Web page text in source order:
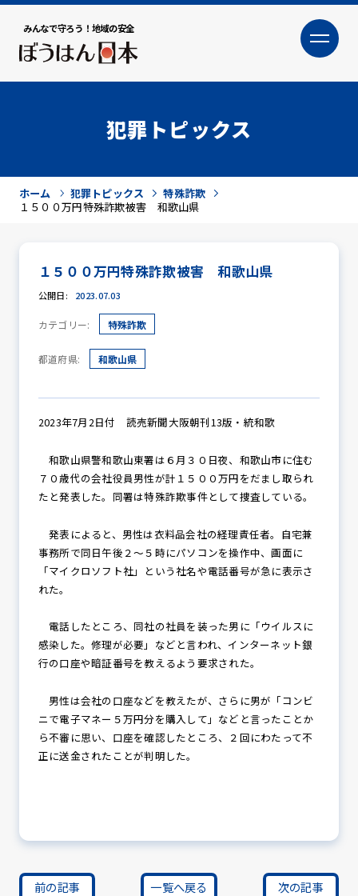
みんなで守ろう！地域の安全
大
防犯活動ニュース
防犯パトロール
防犯セミナー
防犯対策情報
防犯協力会について
犯罪トピックス
ホーム 犯罪トピックス
特殊詐欺
１５００万円特殊詐欺被害 和歌山県
１５００万円特殊詐欺被害 和歌山県
公開日: 2023.07.03
カテゴリー: 特殊詐欺
都道府県: 和歌山県
2023年7月2日付 読売新聞大阪朝刊13版・統和歌
和歌山県警和歌山東署は６月３０日夜、和歌山市に住む
７０歳代の会社役員男性が計１５００万円をだまし取られ
たと発表した。同署は特殊詐欺事件として捜査している。
発表によると、男性は衣料品会社の経理責任者。自宅兼
事務所で同日午後２～５時にパソコンを操作中、画面に
「マイクロソフト社」という社名や電話番号が急に表示さ
れた。
電話したところ、同社の社員を装った男に「ウイルスに
感染した。修理が必要」などと言われ、インターネット銀
行の口座や暗証番号を教えるよう要求された。
男性は会社の口座などを教えたが、さらに男が「コンビ
ニで電子マネー５万円分を購入して」などと言ったことか
ら不審に思い、口座を確認したところ、２回にわたって不
正に送金されたことが判明した。
前の記事 一覧へ戻る 次の記事